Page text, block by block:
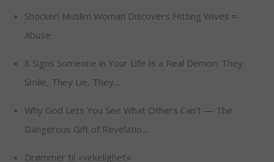
Shocker! Muslim Woman Discovers Hitting Wives =
Abuse
8 Signs Someone in Your Life Is a Real Demon: They
Smile, They Lie, They…
Why God Lets You See What Others Can’t — The
Dangerous Gift of Revelatio…
Drømmer til «virkelighet»